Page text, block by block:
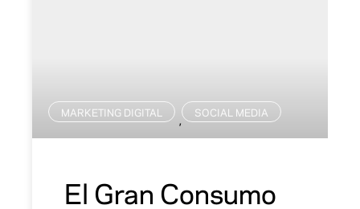
MARKETING DIGITAL , SOCIAL MEDIA
El Gran Consumo